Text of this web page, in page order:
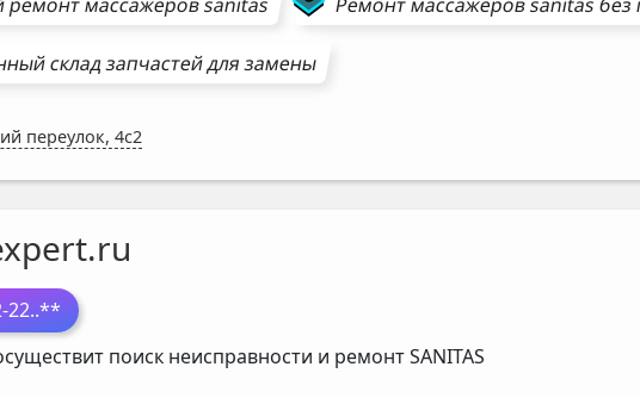
склад запчастей для замены
переулок, 4с2
22..**
поиск неисправности и ремонтSANITAS